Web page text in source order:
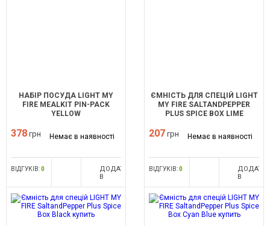
НАБІР ПОСУДА LIGHT MY
FIRE MEALKIT PIN-PACK
YELLOW
378 грн Немає в наявності
ВІДГУКІВ:0
ДОДАТИ
В
ЄМНІСТЬ ДЛЯ СПЕЦІЙ LIGHT
MY FIRE SALTANDPEPPER
PLUS SPICE BOX LIME
207 грн Немає в наявності
ВІДГУКІВ:0
ДОДАТИ
В